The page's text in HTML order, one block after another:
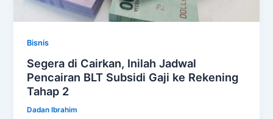
Bisnis
Segera di Cairkan, Inilah Jadwal
Pencairan BLT Subsidi Gaji ke Rekening
Tahap 2
Dadan Ibrahim